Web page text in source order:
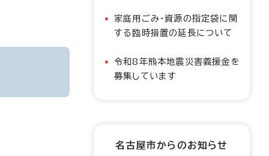
家庭用ごみ・資源の指定袋に関
する臨時措置の延長について
令和8年熊本地震災害義援金を
募集しています
名古屋市からのお知らせ